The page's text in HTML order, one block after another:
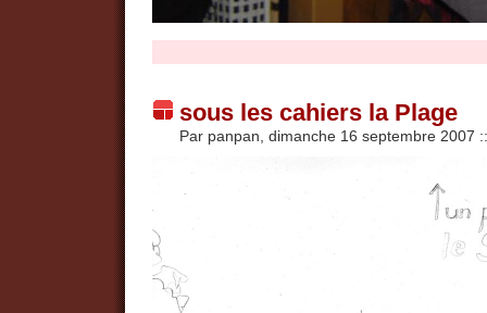
sous les cahiers la Plage
Par panpan, dimanche 16 septembre 2007 ::